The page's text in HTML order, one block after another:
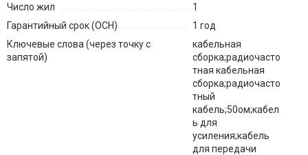
Число жил
1
Гарантийный срок (ОСН)
1 год
Ключевые слова (через точку с
запятой)
кабельная
сборка;радиочасто
тная кабельная
сборка;радиочасто
тный
кабель;50ом;кабел
ь для
усиления;кабель
для передачи